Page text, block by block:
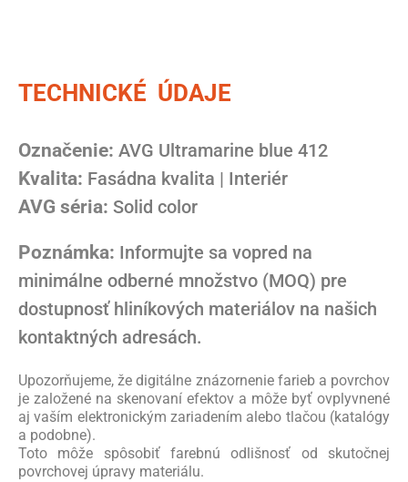
TECHNICKÉ ÚDAJE
Označenie: AVG Ultramarine blue 412
Kvalita: Fasádna kvalita | Interiér
AVG séria: Solid color
Poznámka: Informujte sa vopred na
minimálne odberné množstvo (MOQ) pre
dostupnosť hliníkových materiálov na našich
kontaktných adresách.
Upozorňujeme, že digitálne znázornenie farieb a povrchov
je založené na skenovaní efektov a môže byť ovplyvnené
aj vaším elektronickým zariadením alebo tlačou (katalógy
a podobne).
Toto môže spôsobiť farebnú odlišnosť od skutočnej
povrchovej úpravy materiálu.